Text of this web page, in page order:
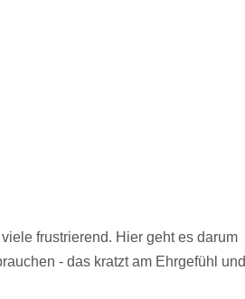
frustrierend. Hier geht es darum
- das kratzt am Ehrgefühl und